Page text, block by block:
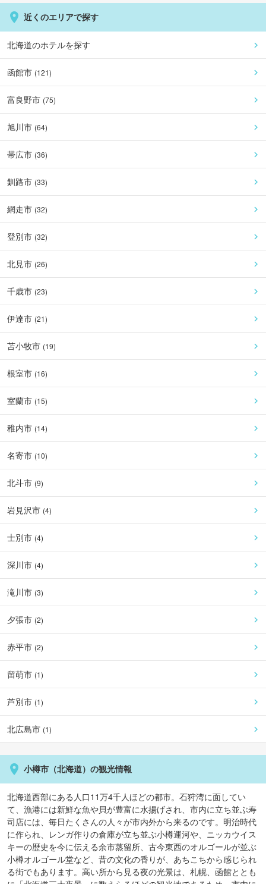
近くのエリアで探す
北海道のホテルを探す
函館市 (121)
富良野市 (75)
旭川市 (64)
帯広市 (36)
釧路市 (33)
網走市 (32)
登別市 (32)
北見市 (26)
千歳市 (23)
伊達市 (21)
苫小牧市 (19)
根室市 (16)
室蘭市 (15)
稚内市 (14)
名寄市 (10)
北斗市 (9)
岩見沢市 (4)
士別市 (4)
深川市 (4)
滝川市 (3)
夕張市 (2)
赤平市 (2)
留萌市 (1)
芦別市 (1)
北広島市 (1)
小樽市 （北海道）の観光情報
北海道西部にある人口11万4千人ほどの都市。石狩湾に面してい
て、漁港には新鮮な魚や貝が豊富に水揚げされ、市内に立ち並ぶ寿
司店には、毎日たくさんの人々が市内外から来るのです。明治時代
に作られ、レンガ作りの倉庫が立ち並ぶ小樽運河や、ニッカウイス
キーの歴史を今に伝える余市蒸留所、古今東西のオルゴールが並ぶ
小樽オルゴール堂など、昔の文化の香りが、あちこちから感じられ
る街でもあります。高い所から見る夜の光景は、札幌、函館ととも